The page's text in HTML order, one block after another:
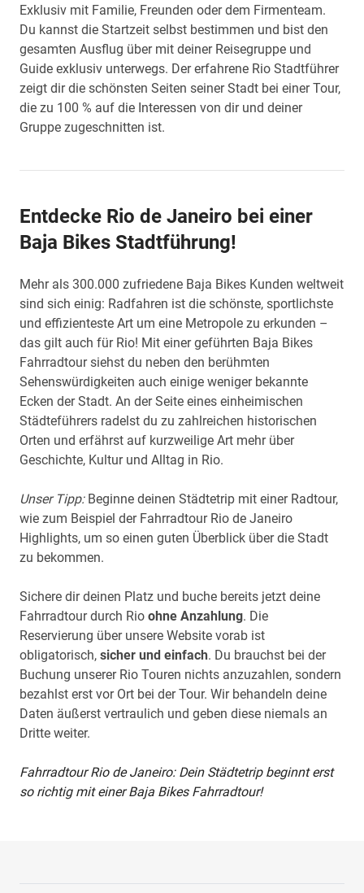
Exklusiv mit Familie, Freunden oder dem Firmenteam.
Du kannst die Startzeit selbst bestimmen und bist den
gesamten Ausflug über mit deiner Reisegruppe und
Guide exklusiv unterwegs. Der erfahrene Rio Stadtführer
zeigt dir die schönsten Seiten seiner Stadt bei einer Tour,
die zu 100 % auf die Interessen von dir und deiner
Gruppe zugeschnitten ist.
Entdecke Rio de Janeiro bei einer
Baja Bikes Stadtführung!
Mehr als 300.000 zufriedene Baja Bikes Kunden weltweit
sind sich einig: Radfahren ist die schönste, sportlichste
und effizienteste Art um eine Metropole zu erkunden –
das gilt auch für Rio! Mit einer geführten Baja Bikes
Fahrradtour siehst du neben den berühmten
Sehenswürdigkeiten auch einige weniger bekannte
Ecken der Stadt. An der Seite eines einheimischen
Städteführers radelst du zu zahlreichen historischen
Orten und erfährst auf kurzweilige Art mehr über
Geschichte, Kultur und Alltag in Rio.
Unser Tipp:Beginne deinen Städtetrip mit einer Radtour,
wie zum Beispiel der Fahrradtour Rio de Janeiro
Highlights, um so einen guten Überblick über die Stadt
zu bekommen.
Sichere dir deinen Platz und buche bereits jetzt deine
Fahrradtour durch Rio ohne Anzahlung. Die
Reservierung über unsere Website vorab ist
obligatorisch, sicher und einfach. Du brauchst bei der
Buchung unserer Rio Touren nichts anzuzahlen, sondern
bezahlst erst vor Ort bei der Tour. Wir behandeln deine
Daten äußerst vertraulich und geben diese niemals an
Dritte weiter.
Fahrradtour Rio de Janeiro: Dein Städtetrip beginnt erst
so richtig mit einer Baja Bikes Fahrradtour!